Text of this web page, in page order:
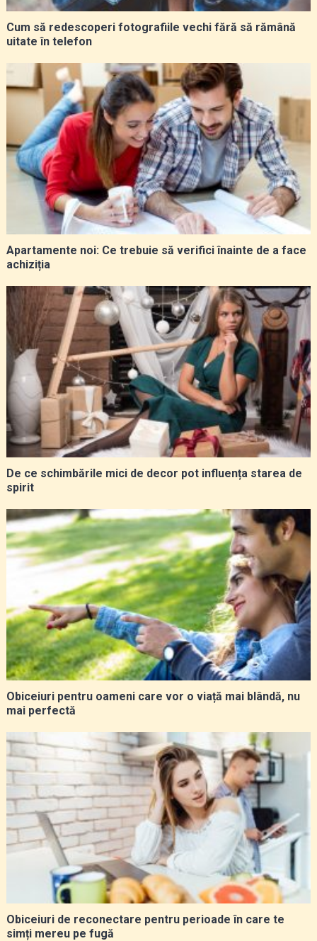
Cum să redescoperi fotografiile vechi fără să rămână
uitate în telefon
Apartamente noi: Ce trebuie să verifici înainte de a face
achiziția
De ce schimbările mici de decor pot influența starea de
spirit
Obiceiuri pentru oameni care vor o viață mai blândă, nu
mai perfectă
Obiceiuri de reconectare pentru perioade în care te
simți mereu pe fugă